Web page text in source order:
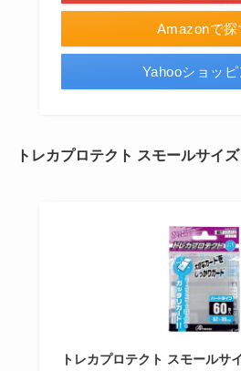
Amazonで探
Yahooショッ
トレカプロテクト スモールサイ
トレカプロテクト スモールサ